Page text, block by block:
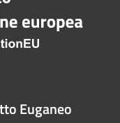
Euganeo